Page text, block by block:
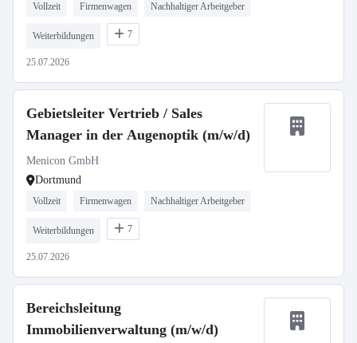
Vollzeit Firmenwagen Nachhaltiger Arbeitgeber
Weiterbildungen 7
25.07.2026
Gebietsleiter Vertrieb / Sales
Manager in der Augenoptik (m/w/d)
Menicon GmbH
Dortmund
Vollzeit Firmenwagen Nachhaltiger Arbeitgeber
Weiterbildungen 7
25.07.2026
Bereichsleitung
Immobilienverwaltung (m/w/d)